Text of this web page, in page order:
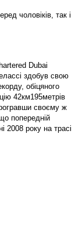
чоловіків, так і
Dubai
здобув свою
обіцяного
42км195метрів
своєму ж
попередній
2008 року на трасі